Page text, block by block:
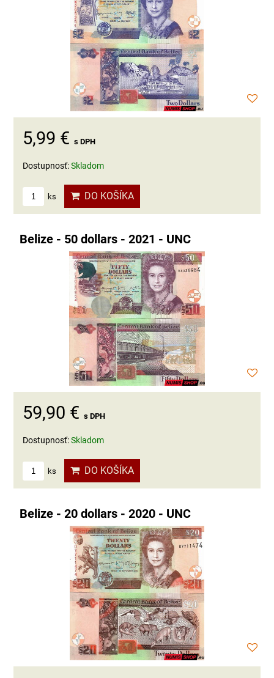
5,99 € s DPH
Dostupnosť:Skladom
ks DO KOŠÍKA
Belize - 50 dollars - 2021 - UNC
59,90 € s DPH
Dostupnosť:Skladom
ks DO KOŠÍKA
Belize - 20 dollars - 2020 - UNC